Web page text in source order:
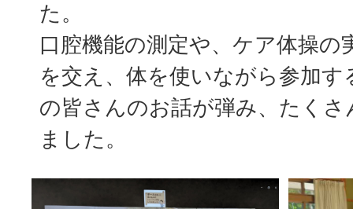
た。
口腔機能の測定や、ケア体操の
を交え、体を使いながら参加す
の皆さんのお話が弾み、たく
ました。